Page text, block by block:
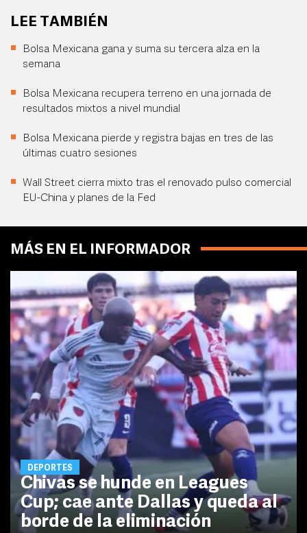
LEE TAMBIÉN
Bolsa Mexicana gana y suma su tercera alza en la
semana
Bolsa Mexicana recupera terreno en una jornada de
resultados mixtos a nivel mundial
Bolsa Mexicana pierde y registra bajas en tres de las
últimas cuatro sesiones
Wall Street cierra mixto tras el renovado pulso comercial
EU-China y planes de la Fed
MÁS EN EL INFORMADOR
DEPORTES
Chivas se hunde en Leagues
Cup; cae ante Dallas y queda al
borde de la eliminación